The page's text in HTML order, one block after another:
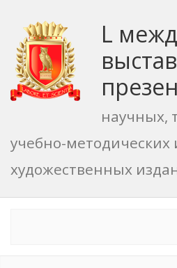
L
научных,
учебно-методических
художественных